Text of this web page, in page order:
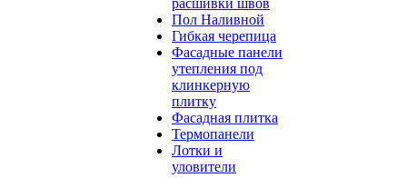
расшивки швов
Пол Наливной
Гибкая черепица
Фасадные панели
утепления под
клинкерную
плитку
Фасадная плитка
Термопанели
Лотки и
уловители